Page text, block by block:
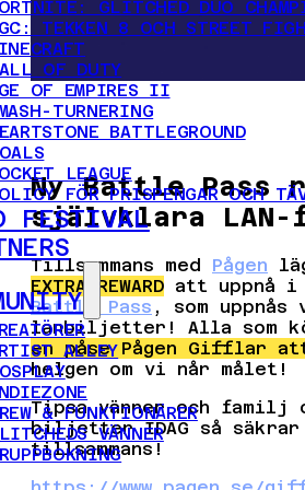
GLITCHED DUO
TEKKEN 8 OCH STREET
OF DUTY
OF EMPIRES II
TURNERING
BATTLEGROUND
LEAGUE
FÖR PRISPENGAR OCH
FESTIVAL
ALLEY
& FUNKTIONÄRER
VÄNNER
Ny Battle Pass
självklara
Tillsammans med Pågen
EXTRA REWARD att uppnå i
Battle Pass , som uppnås
lanbiljetter! Alla som
en påse Pågen Gifflar
helgen om vi når målet!
Tipsa vänner och familj
biljetter IDAG så
tillsammans!